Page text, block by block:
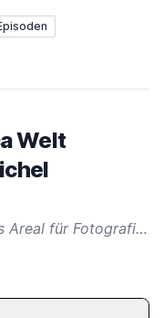
Welt
Der Leitzpark ist ein umfassendes Areal für Fotografie und Genuss